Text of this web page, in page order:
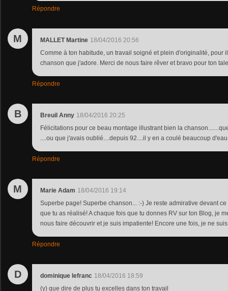
Répondre
M MALLET Martine 18/04/2016 20:56
Comme à ton habitude, un travail soigné et plein d'originalité, pour
chanson que j'adore. Merci de nous faire rêver et bravo pour ton
Répondre
B Breuil Anny 18/04/2016 20:25
Félicitations pour ce beau montage illustrant bien la
....ou que j'avais oublié....depuis 92....il y en a coulé beaucoup
Répondre
M Marie Adam 18/04/2016 19:14
Superbe page! Superbe chanson... :-) Je reste admirative devant
que tu as réalisé! A chaque fois que tu donnes RV sur ton Blog, je
nous faire découvrir et je suis impatiente! Encore une fois, je ne
Répondre
D dominique lefranc 18/04/2016 18:59
(y) que dire de plus tu excelles dans ton travail